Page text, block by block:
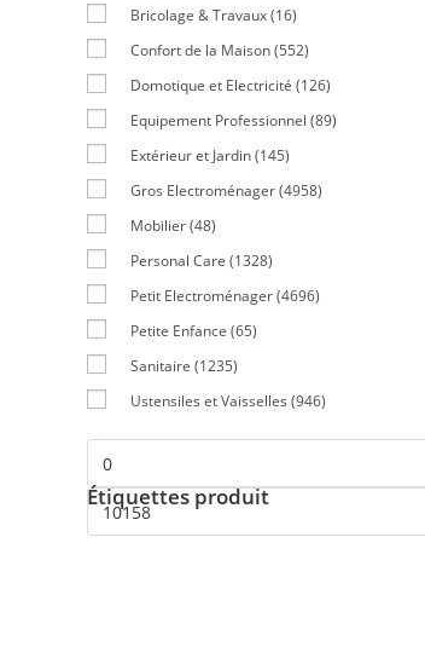
Bricolage & Travaux(16)
Confort de la Maison(552)
Domotique et Electricité (126)
Equipement Professionnel (89)
Extérieur et Jardin(145)
Gros Electroménager(4958)
Mobilier(48)
Personal Care (1328)
Petit Electroménager(4696)
Petite Enfance (65)
Sanitaire (1235)
Ustensiles et Vaisselles (946)
Étiquettes produit